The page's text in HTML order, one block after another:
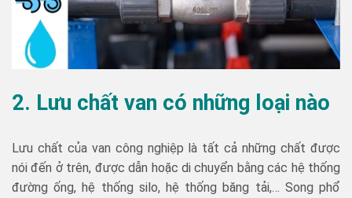
2. Lưu chất van có những loại nào
Lưu chất của van công nghiệp là tất cả những chất được
nói đến ở trên, được dẫn hoặc di chuyển bằng các hệ thống
đường ống, hệ thống silo, hệ thống băng tải,… Song phổ